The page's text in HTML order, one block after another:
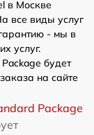
в Москве
все виды услуг
- мы в
услуг.
будет
на сайте
Package